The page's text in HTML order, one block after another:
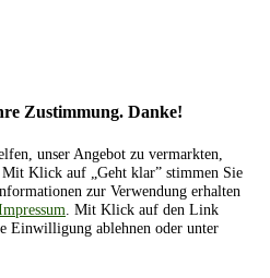
Zustimmung. Danke!
unser Angebot zu vermarkten,
Klick auf „Geht klar” stimmen Sie
zur Verwendung erhalten
. Mit Klick auf den Link
Einwilligung ablehnen oder unter